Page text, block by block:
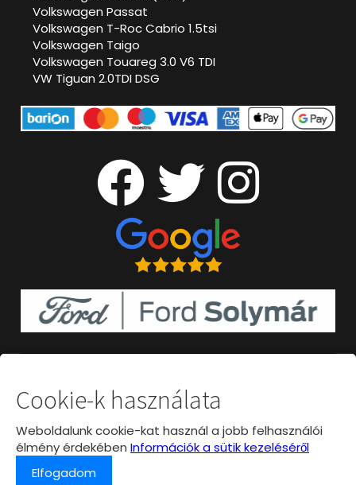
Cookie-k használata
Weboldalunk cookie-kat használ a jobb felhasználói
élmény érdekében Információk a sütik kezeléséről
Elfogadom
Volkswagen Passat
Volkswagen T-Roc Cabrio 1.5tsi
Volkswagen Taigo
Volkswagen Touareg 3.0 V6 TDI
VW Tiguan 2.0TDI DSG